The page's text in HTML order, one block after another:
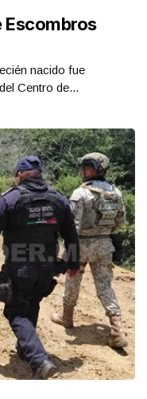
Escombros
nacido fue
Centro de...